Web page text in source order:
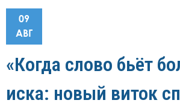
09
АВГ
«Когда слово бьёт
иска: новый виток